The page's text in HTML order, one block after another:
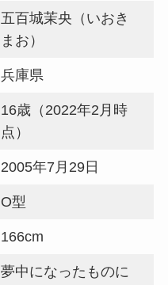
五百城茉央（いおき
まお）
兵庫県
16歳（2022年2月時
点）
2005年7月29日
O型
166cm
夢中になったものに